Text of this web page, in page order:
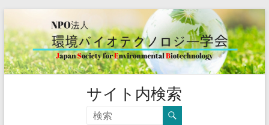
ン
テ
ン
ツ
へ
サイト内検索